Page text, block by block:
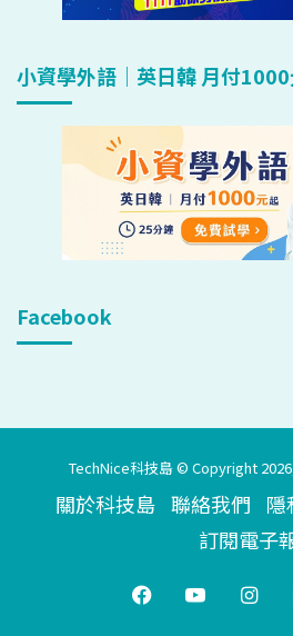
小資學外語｜英日韓 月付
Facebook
TechNice科技島 © Copyright
關於科技島 聯絡我們 隱
訂閱電子